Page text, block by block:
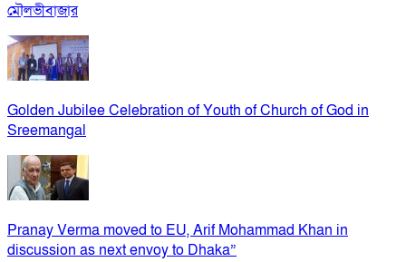
মৌলভীবাজার
Golden Jubilee Celebration of Youth of Church of God in
Sreemangal
Pranay Verma moved to EU, Arif Mohammad Khan in
discussion as next envoy to Dhaka”